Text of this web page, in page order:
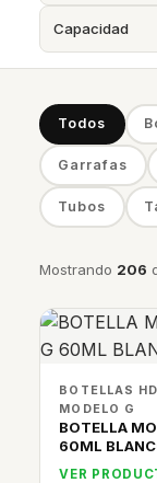
Todos
Garrafas
Tubos
Mostrando 206
BOTELLAS
MODELO G
BOTELLA
60ML
VER